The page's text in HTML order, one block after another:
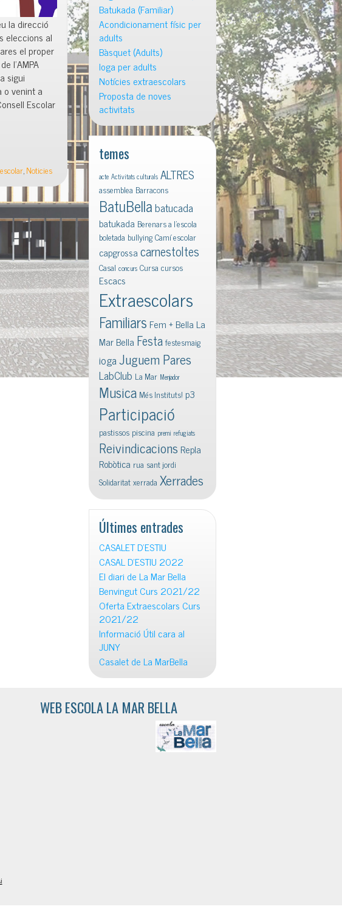
la direcció
eleccions al
el proper
l’AMPA
sigui
o venint a
Escolar
,Noticies
Batukada (Familiar)
Acondicionament físic per
adults
Bàsquet (Adults)
Ioga per adults
Notícies extraescolars
Proposta de noves
activitats
temes
acte Activitats culturals ALTRES
assemblea Barracons
BatuBellabatucada
batukada Berenars a l'escola
boletada bullyingCamí escolar
capgrossacarnestoltes
Casal concurs Cursa cursos
Escacs
Extraescolars
Familiars Fem + Bella La
Mar Bella Festafestesmaig
iogaJuguem Pares
LabClub La Mar Menjador
Musica Més Instituts! p3
Participació
pastissos piscina premi refugiats
Reivindicacions Repla
Robòtica rua sant jordi
Solidaritatxerrada Xerrades
Últimes entrades
CASALET D’ESTIU
CASAL D’ESTIU 2022
El diari de La Mar Bella
Benvingut Curs 2021/22
Oferta Extraescolars Curs
2021/22
Informació Útil cara al
JUNY
Casalet de La MarBella
WEB ESCOLA LA MAR BELLA